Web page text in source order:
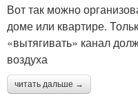
Вот так можно
доме или квартире.
«вытягивать» канал
воздуха
читать дальше →